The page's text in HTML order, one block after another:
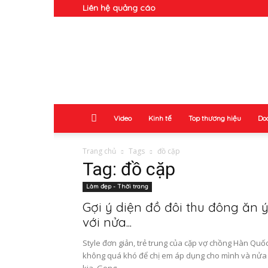
Liên hệ quảng cáo
Video Kinh tế Top thương hiệu
Trang chủ Tags đồ cặp
Tag: đồ cặp
Làm đẹp - Thời trang
Gợi ý diện đồ đôi thu đông ăn ý
với nửa...
Style đơn giản, trẻ trung của cặp vợ chồng Hàn
không quá khó để chị em áp dụng cho mình và nửa